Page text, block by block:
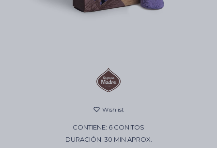
CONTIENE: 6 CONITOS
DURACIÓN: 30 MIN APROX.
Aromatizantes de ambientes